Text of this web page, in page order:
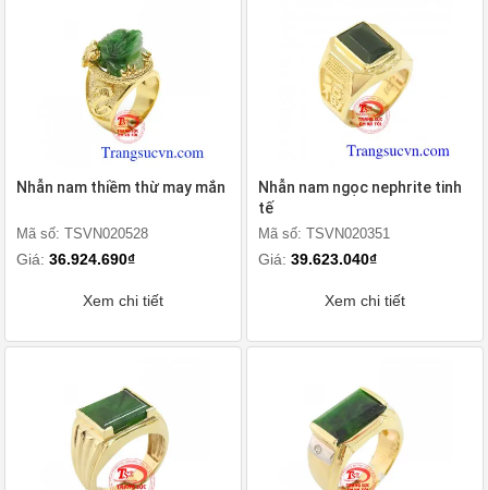
Nhẫn nam thiềm thừ may mắn
Mã số: TSVN020528
Giá: 36.924.690₫
Xem chi tiết
Nhẫn nam ngọc nephrite tinh
tế
Mã số: TSVN020351
Giá: 39.623.040₫
Xem chi tiết